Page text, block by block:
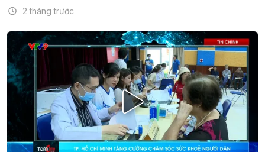
2 tháng trước